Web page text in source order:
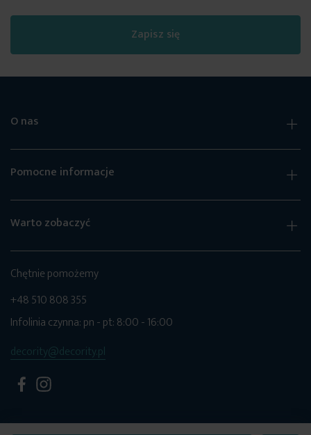
Zapisz się
O nas
Pomocne informacje
Warto zobaczyć
Chętnie pomożemy
+48 510 808 355
Infolinia czynna: pn - pt: 8:00 - 16:00
decority@decority.pl